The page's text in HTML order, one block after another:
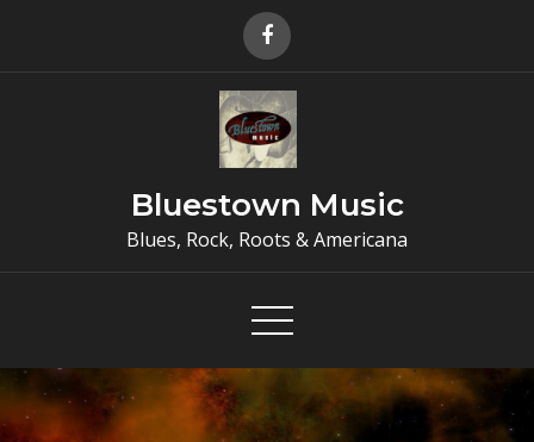
Bluestown Music
Blues, Rock, Roots & Americana